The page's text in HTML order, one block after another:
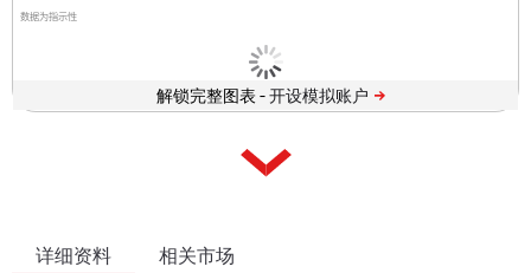
数据为指示性
解锁完整图表 -
详细资料 相关市场